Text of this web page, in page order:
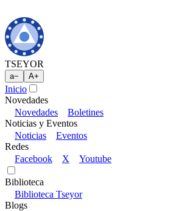
TSEYOR
a− A+
Inicio
Novedades
Novedades
Boletines
Noticias y Eventos
Noticias
Eventos
Redes
Facebook
X Youtube
Biblioteca
Biblioteca Tseyor
Blogs